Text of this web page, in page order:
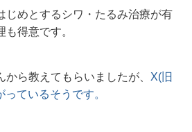
じめとするシワ・たるみ治療が有
得意です。
から教えてもらいましたが、 X(旧
ているそうです。